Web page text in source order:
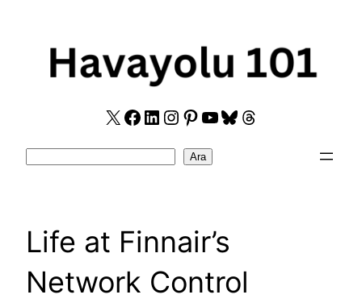
X Facebook
LinkedIn
Instagram
Pinterest
YouTube
Bluesky
Threads
Ara
Life at Finnair’s
Network Control